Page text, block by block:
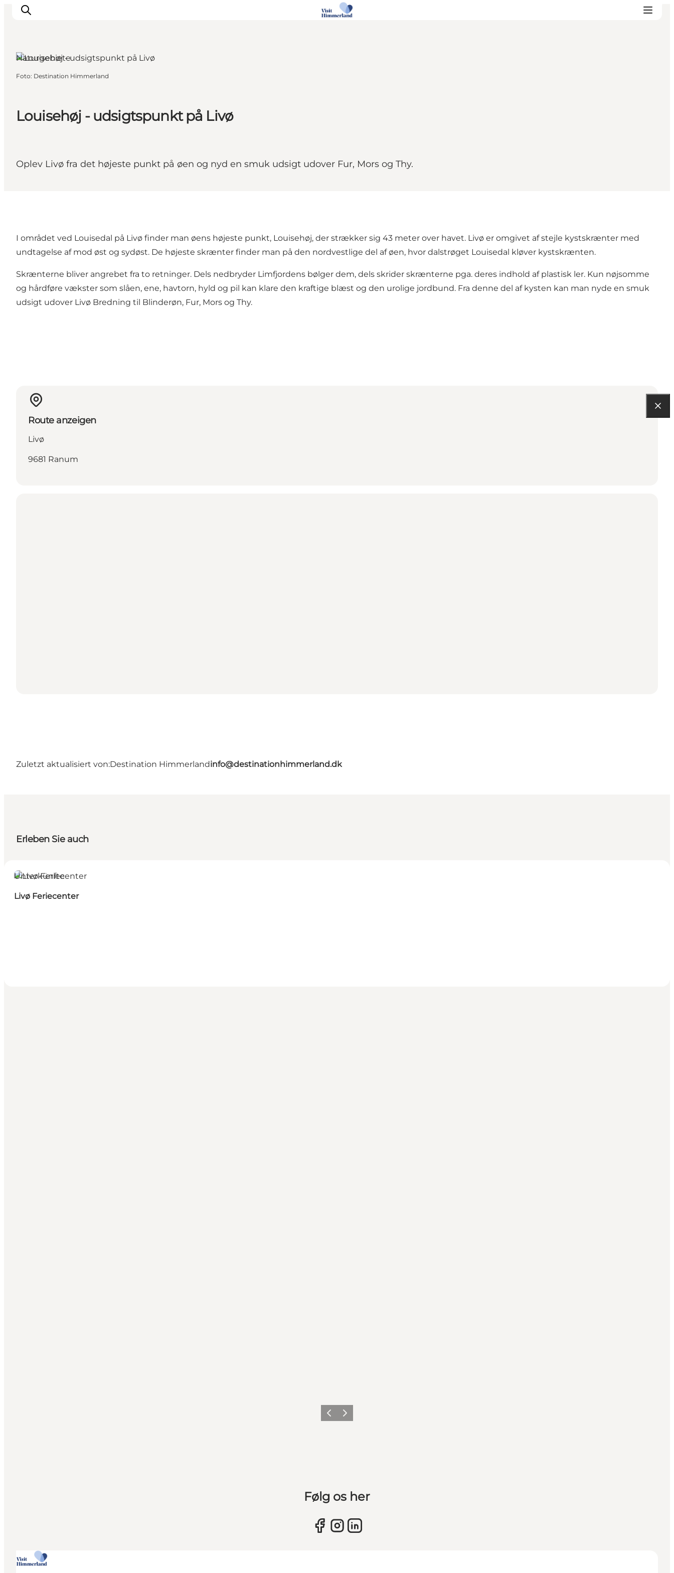
Städte und Orte
Das passiert
Louisehøj - udsigtspunkt på Livø
Oplev Livø fra det højeste punkt på øen og nyd en smuk udsigt udover Fur, Mors og Thy.
Naturgebiete
Foto: Destination Himmerland
I området ved Louisedal på Livø finder man øens højeste punkt, Louisehøj, der strækker sig 43 meter over havet. Livø er omgivet af stejle kystskrænter med
undtagelse af mod øst og sydøst. De højeste skrænter finder man på den nordvestlige del af øen, hvor dalstrøget Louisedal kløver kystskrænten.
Skrænterne bliver angrebet fra to retninger. Dels nedbryder Limfjordens bølger dem, dels skrider skrænterne pga. deres indhold af plastisk ler. Kun nøjsomme
og hårdføre vækster som slåen, ene, havtorn, hyld og pil kan klare den kraftige blæst og den urolige jordbund. Fra denne del af kysten kan man nyde en smuk
udsigt udover Livø Bredning til Blinderøn, Fur, Mors og Thy.
Route anzeigen
Livø
9681 Ranum
Zuletzt aktualisiert von:Destination Himmerlandinfo@destinationhimmerland.dk
Erleben Sie auch
Unterkünfte
Livø Feriecenter
Vorherige Folie
Nächste Folie
Følg os her